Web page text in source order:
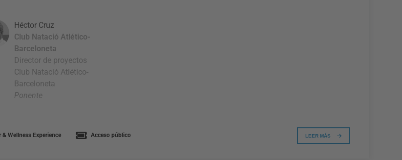
Héctor Cruz
Club Natació Atlético-
Barceloneta
Director de proyectos
Club Natació Atlético-
Barceloneta
Ponente
& Wellness Experience Acceso público LEER MÁS